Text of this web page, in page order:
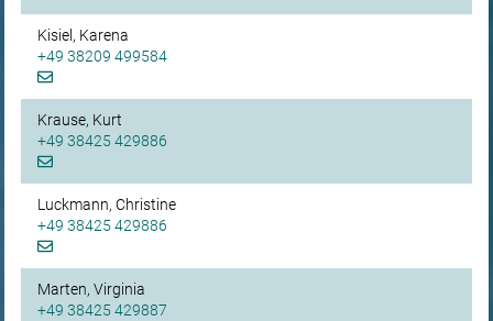
Kisiel, Karena
+49 38209 499584
Krause, Kurt
+49 38425 429886
Luckmann, Christine
+49 38425 429886
Marten, Virginia
+49 38425 429887